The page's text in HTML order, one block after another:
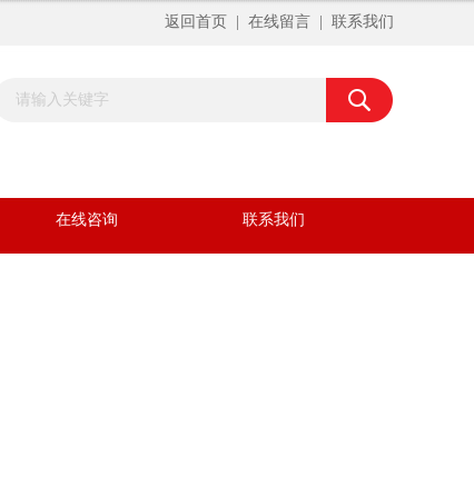
返回首页 在线留言 联系我们
在线咨询 联系我们